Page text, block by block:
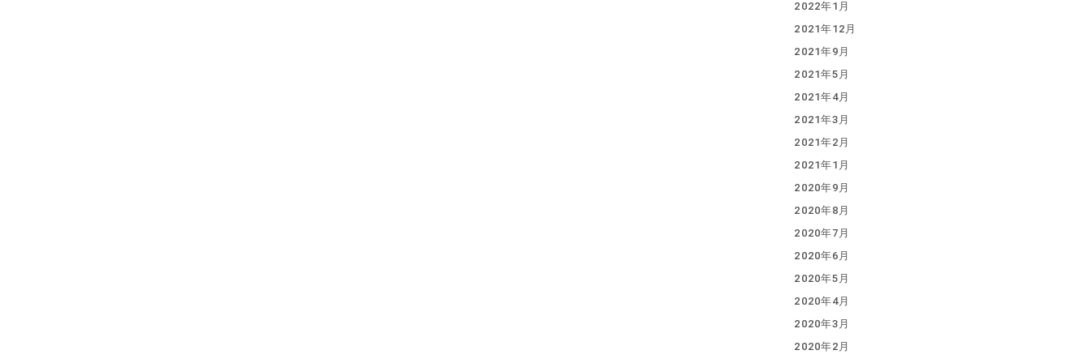
2022年1月
2021年12月
2021年9月
2021年5月
2021年4月
2021年3月
2021年2月
2021年1月
2020年9月
2020年8月
2020年7月
2020年6月
2020年5月
2020年4月
2020年3月
2020年2月